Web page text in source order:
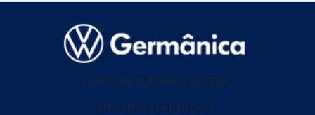
COMERCIAL GERMANICA LIMITADA
CNPJ: 02.952.561/0035-65